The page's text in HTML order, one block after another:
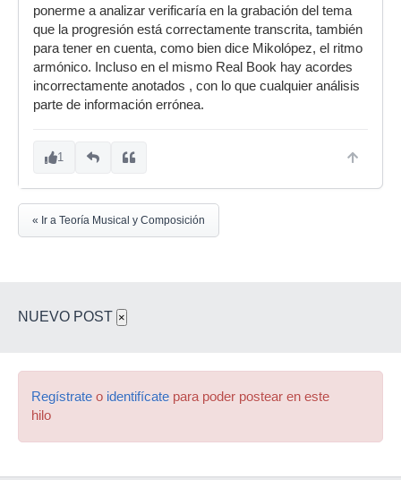
ponerme a analizar verificaría en la grabación del tema
que la progresión está correctamente transcrita, también
para tener en cuenta, como bien dice Mikolópez, el ritmo
armónico. Incluso en el mismo Real Book hay acordes
incorrectamente anotados , con lo que cualquier análisis
parte de información errónea.
1
« Ir a Teoría Musical y Composición
NUEVO POST ×
Regístrate o identifícate para poder postear en este
hilo